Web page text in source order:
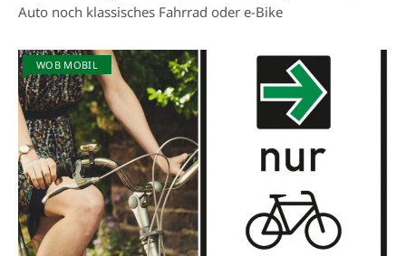
Auto noch klassisches Fahrrad oder e-Bike
WOB MOBIL